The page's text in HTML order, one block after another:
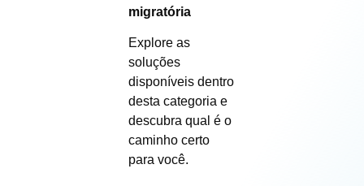
migratória
Explore as
soluções
disponíveis dentro
desta categoria e
descubra qual é o
caminho certo
para você.